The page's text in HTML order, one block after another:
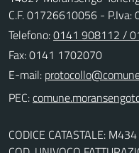
C.F. 01726610056 -
Telefono:0141 908112 /
Fax: 0141 1702070
E-mail:
PEC:
CODICE CATASTALE: M434